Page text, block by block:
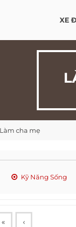
XE
Làm cha mẹ
Kỹ Năng Sống
« ‹